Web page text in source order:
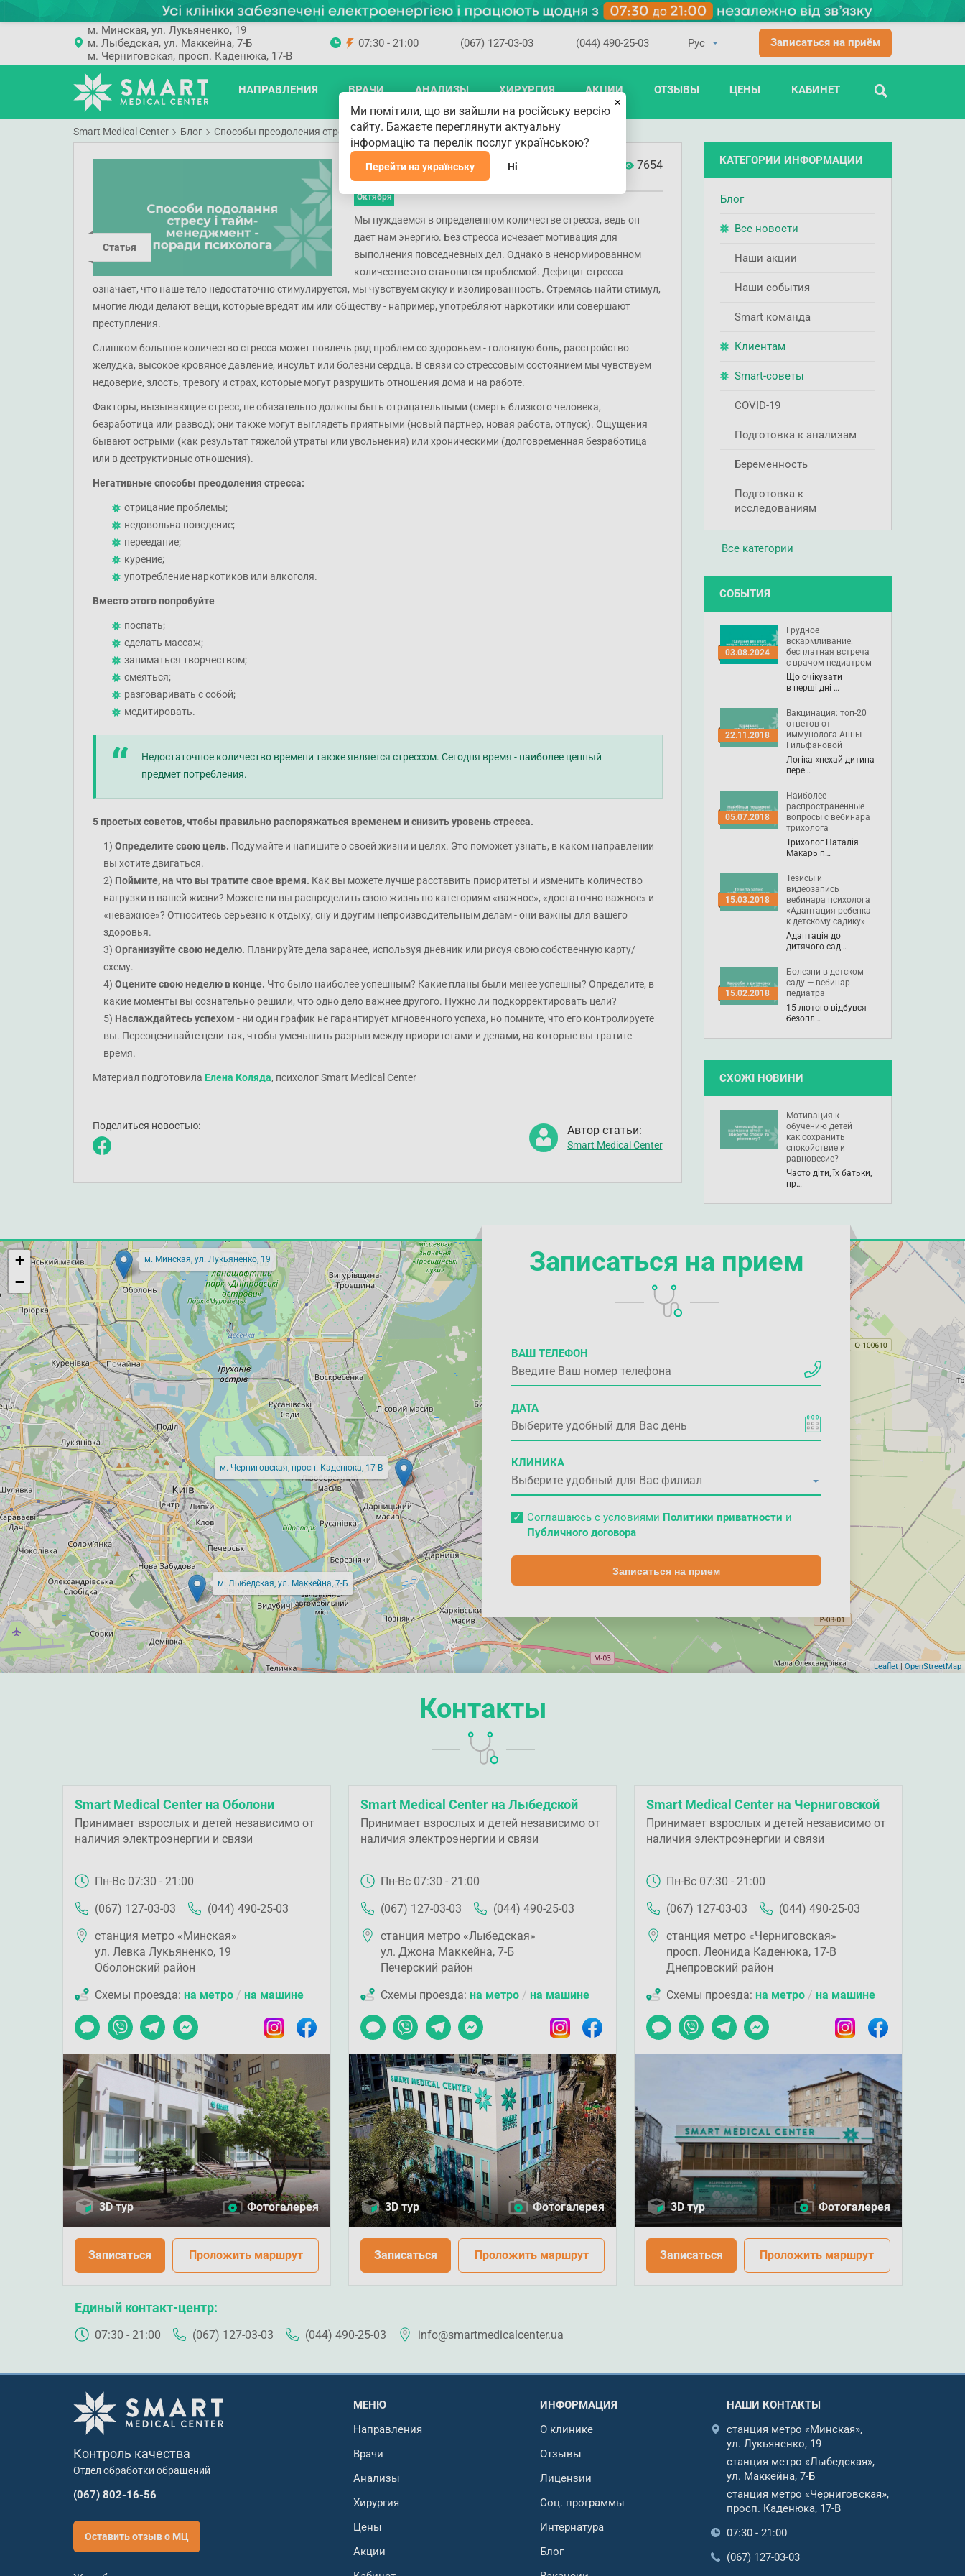
ПОИСК
м. Минская, ул. Лукьяненко, 19
м. Лыбедская, ул. Маккейна, 7-Б
м. Черниговская, просп. Каденюка, 17-В
07:30 - 21:00 (067) 127-03-03 (044) 490-25-03 Записаться на приём
НАПРАВЛЕНИЯ ВРАЧИ АНАЛИЗЫ ХИРУРГИЯ АКЦИИ ОТЗЫВЫ ЦЕНЫ КАБИНЕТ
Smart Medical Center Блог Способы преодоления стресса и тайм-менеджмент — советы психолога
Статья
Октября
7654
Способы преодоления стресса и тайм-
менеджмент — советы психолога
Мы нуждаемся в определенном количестве стресса, ведь он
дает нам энергию. Без стресса исчезает мотивация для
выполнения повседневных дел. Однако в ненормированном
количестве это становится проблемой. Дефицит стресса
означает, что наше тело недостаточно стимулируется, мы чувствуем скуку и изолированность. Стремясь найти стимул,
многие люди делают вещи, которые вредят им или обществу - например, употребляют наркотики или совершают
преступления.
Слишком большое количество стресса может повлечь ряд проблем со здоровьем - головную боль, расстройство
желудка, высокое кровяное давление, инсульт или болезни сердца. В связи со стрессовым состоянием мы чувствуем
недоверие, злость, тревогу и страх, которые могут разрушить отношения дома и на работе.
Факторы, вызывающие стресс, не обязательно должны быть отрицательными (смерть близкого человека,
безработица или развод); они также могут выглядеть приятными (новый партнер, новая работа, отпуск). Ощущения
бывают острыми (как результат тяжелой утраты или увольнения) или хроническими (долговременная безработица
или в деструктивные отношения).
Негативные способы преодоления стресса:
отрицание проблемы;
недовольна поведение;
переедание;
курение;
употребление наркотиков или алкоголя.
Вместо этого попробуйте
поспать;
сделать массаж;
заниматься творчеством;
смеяться;
разговаривать с собой;
медитировать.
Недостаточное количество времени также является стрессом. Сегодня время - наиболее ценный
предмет потребления.
5 простых советов, чтобы правильно распоряжаться временем и снизить уровень стресса.
Определите свою цель. Подумайте и напишите о своей жизни и целях. Это поможет узнать, в каком направлении
вы хотите двигаться.
Поймите, на что вы тратите свое время. Как вы можете лучше расставить приоритеты и изменить количество
нагрузки в вашей жизни? Можете ли вы распределить свою жизнь по категориям «важное», «достаточно важное» и
«неважное»? Относитесь серьезно к отдыху, сну и другим непроизводительным делам - они важны для вашего
здоровья.
Организуйте свою неделю. Планируйте дела заранее, используя дневник или рисуя свою собственную карту/
схему.
Оцените свою неделю в конце. Что было наиболее успешным? Какие планы были менее успешны? Определите, в
какие моменты вы сознательно решили, что одно дело важнее другого. Нужно ли подкорректировать цели?
Наслаждайтесь успехом - ни один график не гарантирует мгновенного успеха, но помните, что его контролируете
вы. Переоценивайте цели так, чтобы уменьшить разрыв между приоритетами и делами, на которые вы тратите
время.
Материал подготовила Елена Коляда, психолог Smart Medical Center
Поделиться новостью: Автор статьи:
Smart Medical Center
КАТЕГОРИИ ИНФОРМАЦИИ
Блог
Все новости
Наши акции
Наши события
Smart команда
Клиентам
Smart-советы
COVID-19
Подготовка к анализам
Беременность
Подготовка к
исследованиям
Все категории
СОБЫТИЯ
03.08.2024
Грудное
вскармливание:
бесплатная встреча
с врачом-педиатром
Що очікувати
в перші дні …
22.11.2018
Вакцинация: топ-20
ответов от
иммунолога Анны
Гильфановой
Логіка «нехай дитина
пере…
05.07.2018
Наиболее
распространенные
вопросы с вебинара
трихолога
Трихолог Наталія
Макарь п…
15.03.2018
Тезисы и
видеозапись
вебинара психолога
«Адаптация ребенка
к детскому садику»
Адаптація до
дитячого сад…
15.02.2018
Болезни в детском
саду — вебинар
педиатра
15 лютого відбувся
безопл…
СХОЖІ НОВИНИ
Мотивация к
обучению детей —
как сохранить
спокойствие и
равновесие?
Часто діти, їх батьки,
пр…
Записаться на прием
ВАШ ТЕЛЕФОН
ДАТА
КЛИНИКА
Соглашаюсь с условиями Политики приватности и
Публичного договора
Записаться на прием
м. Минская, ул. Лукьяненко, 19
м. Лыбедская, ул. Маккейна, 7-Б
м. Черниговская, просп. Каденюка, 17-В
+
−
Leaflet | OpenStreetMap
Контакты
Smart Medical Center на Оболони
Принимает взрослых и детей независимо от
наличия электроэнергии и связи
Пн-Вс 07:30 - 21:00
(067) 127-03-03
(044) 490-25-03
станция метро «Минская»
ул. Левка Лукьяненко, 19
Оболонский район
Схемы проезда: на метро / на машине
Чат Viber TelegramMessenger InstagramFacebook
3D тур Фотогалерея
Записаться Проложить маршрут
Smart Medical Center на Лыбедской
Принимает взрослых и детей независимо от
наличия электроэнергии и связи
Пн-Вс 07:30 - 21:00
(067) 127-03-03
(044) 490-25-03
станция метро «Лыбедская»
ул. Джона Маккейна, 7-Б
Печерский район
Схемы проезда: на метро/ на машине
Чат Viber TelegramMessenger InstagramFacebook
3D тур Фотогалерея
Записаться Проложить маршрут
Smart Medical Center на Черниговской
Принимает взрослых и детей независимо от
наличия электроэнергии и связи
Пн-Вс 07:30 - 21:00
(067) 127-03-03
(044) 490-25-03
станция метро «Черниговская»
просп. Леонида Каденюка, 17-В
Днепровский район
Схемы проезда: на метро/ на машине
Чат Viber TelegramMessenger InstagramFacebook
3D тур Фотогалерея
Записаться Проложить маршрут
Единый контакт-центр
07:30 - 21:00 (067) 127-03-03 (044) 490-25-03 info@smartmedicalcenter.ua
Контроль качества
Отдел обработки обращений
(067) 802-16-56
Оставить отзыв о МЦ
НАШИ КОНТАКТЫ
станция метро «Минская»,
ул. Лукьяненко, 19
станция метро «Лыбедская»,
ул. Маккейна, 7-Б
станция метро «Черниговская»,
просп. Каденюка, 17-В
07:30 - 21:00
(067) 127-03-03
МЕНЮ
Направления
Врачи
Анализы
Хирургия
Цены
Акции
ИНФОРМАЦИЯ
О клинике
Отзывы
Лицензии
Соц. программы
Интернатура
Блог
×
Ми помітили, що ви зайшли на російську версію
сайту. Бажаєте переглянути актуальну
інформацію та перелік послуг українською?
Перейти на українську Ні